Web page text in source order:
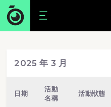
2025 年 3 月
日期
活動
名稱
活動狀態